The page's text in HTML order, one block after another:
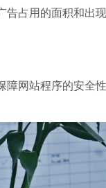
告占用的面积和出
网站程序的安全